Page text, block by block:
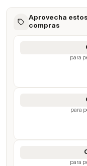
Aprovecha
compras
para
para
para